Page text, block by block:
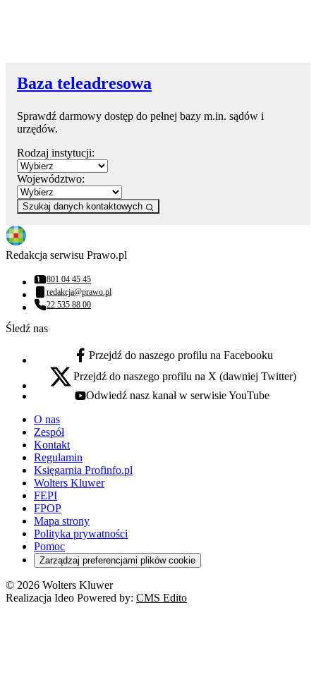
Baza teleadresowa
Sprawdź darmowy dostęp do pełnej bazy m.in. sądów i
urzędów.
Rodzaj instytucji:
Województwo:
Szukaj danych kontaktowych
Redakcja serwisu Prawo.pl
Numer telefonu:
801 04 45 45
Adres email:
redakcja@prawo.pl
Numer telefonu:
22 535 88 00
Śledź nas
facebook - otwiera się w nowej karcie
Przejdź do naszego profilu na Facebooku
x - otwiera się w nowej karcie
Przejdź do naszego profilu na X (dawniej Twitter)
youtube - otwiera się w nowej karcie
Odwiedź nasz kanał w serwisie YouTube
O nas
Zespół
Kontakt
Regulamin
Księgarnia Profinfo.pl
Wolters Kluwer
FEPI
FPOP
Mapa strony
Polityka prywatności
Pomoc
Zarządzaj preferencjami plików cookie
© 2026 Wolters Kluwer
Realizacja Ideo Powered by: CMS Edito